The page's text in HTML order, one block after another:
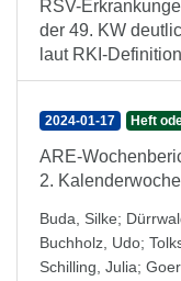
RSV-
der 49. KW
laut RKI-
2024-01-17 Heft
ARE-
2.
Buda, Silke;
Buchholz, Udo;
Schilling, Julia;